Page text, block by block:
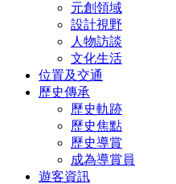
元創領域
設計視野
人物訪談
文化生活
位置及交通
歷史傳承
歷史軌跡
歷史焦點
歷史導賞
成為導賞員
遊客資訊